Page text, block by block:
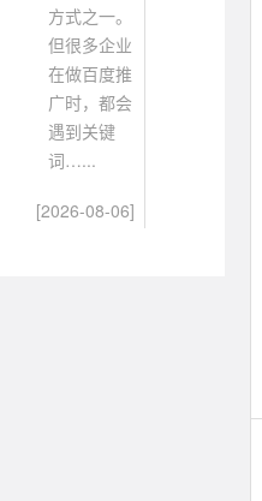
方式之一。
但很多企业
在做百度推
广时，都会
遇到关键
词…...
[2026-08-06]